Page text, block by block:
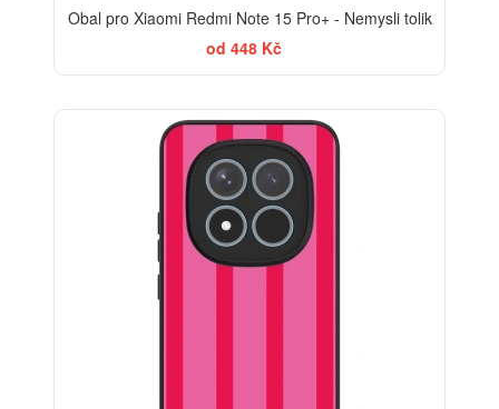
Obal pro Xiaomi Redmi Note 15 Pro+ - Nemysli tolik
od 448 Kč